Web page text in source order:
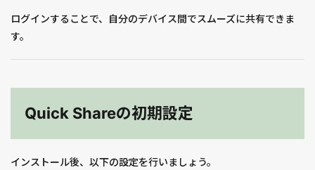
ログインすることで、自分のデバイス間でスムーズに共有できま
す。
Quick Shareの初期設定
インストール後、以下の設定を行いましょう。